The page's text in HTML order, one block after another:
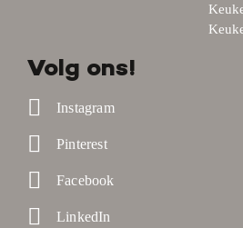
Volg ons!
Instagram
Pinterest
Facebook
LinkedIn